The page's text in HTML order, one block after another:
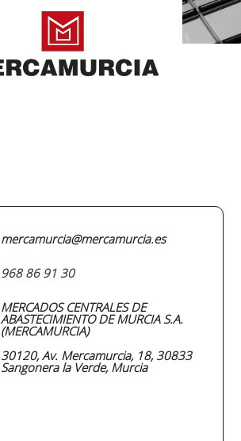
mercamurcia@mercamurcia.es
968 86 91 30
MERCADOS CENTRALES DE
ABASTECIMIENTO DE MURCIA S.A.
(MERCAMURCIA)
30120, Av. Mercamurcia, 18, 30833
Sangonera la Verde, Murcia